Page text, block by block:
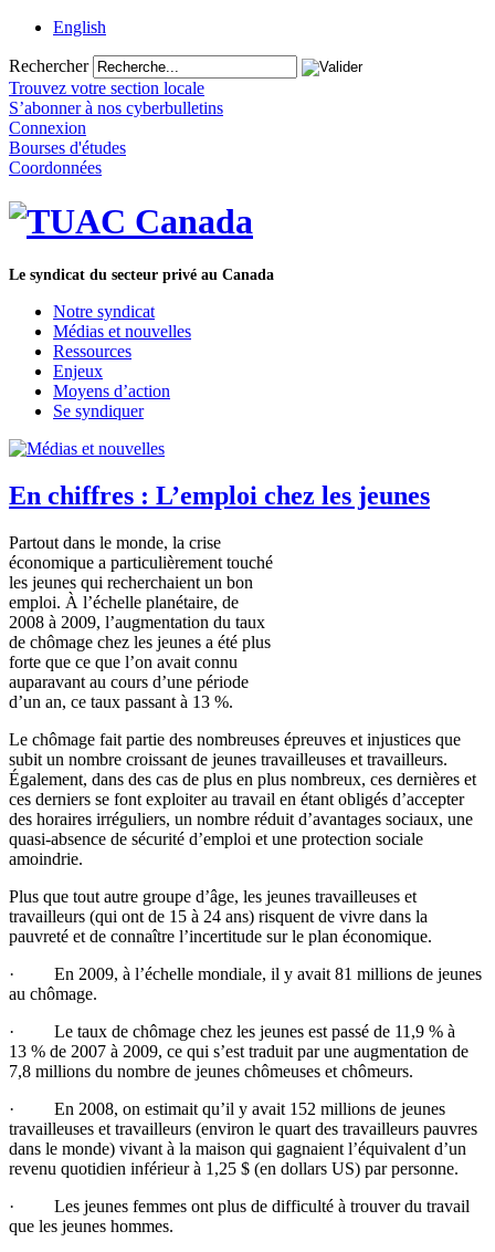
English
Rechercher
Trouvez votre section locale
S’abonner à nos cyberbulletins
Connexion
Bourses d'études
Coordonnées
Le syndicat du secteur privé au Canada
Notre syndicat
Médias et nouvelles
Ressources
Enjeux
Moyens d’action
Se syndiquer
En chiffres : L’emploi chez les jeunes
Partout dans le monde, la crise
économique a particulièrement touché
les jeunes qui recherchaient un bon
emploi. À l’échelle planétaire, de
2008 à 2009, l’augmentation du taux
de chômage chez les jeunes a été plus
forte que ce que l’on avait connu
auparavant au cours d’une période
d’un an, ce taux passant à 13 %.
Le chômage fait partie des nombreuses épreuves et injustices que
subit un nombre croissant de jeunes travailleuses et travailleurs.
Également, dans des cas de plus en plus nombreux, ces dernières et
ces derniers se font exploiter au travail en étant obligés d’accepter
des horaires irréguliers, un nombre réduit d’avantages sociaux, une
quasi-absence de sécurité d’emploi et une protection sociale
amoindrie.
Plus que tout autre groupe d’âge, les jeunes travailleuses et
travailleurs (qui ont de 15 à 24 ans) risquent de vivre dans la
pauvreté et de connaître l’incertitude surle plan économique.
· En 2009, à l’échelle mondiale, il y avait 81 millions de jeunes
au chômage.
· Le taux de chômage chez les jeunes est passé de 11,9 % à
13 % de 2007 à 2009, ce qui s’est traduit parune augmentation de
7,8 millions du nombre de jeunes chômeuses et chômeurs.
· En 2008, on estimait qu’il y avait 152 millions de jeunes
travailleuses et travailleurs (environ le quart des travailleurs pauvres
dans le monde) vivant à la maison qui gagnaient l’équivalent d’un
revenu quotidien inférieur à 1,25 $ (en dollars US) parpersonne.
· Les jeunes femmes ont plus de difficulté à trouverdu travail
que les jeunes hommes.